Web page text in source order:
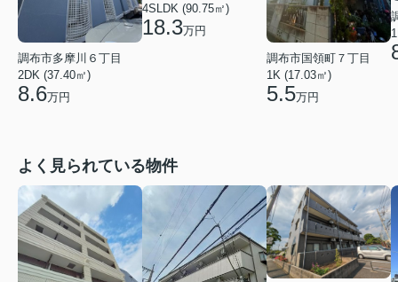
調布市多摩川６丁目
2DK (37.40㎡)
8.6万円
4SLDK (90.75㎡)
18.3万円
調布市国領町７丁目
1K (17.03㎡)
5.5万円
よく見られている物件